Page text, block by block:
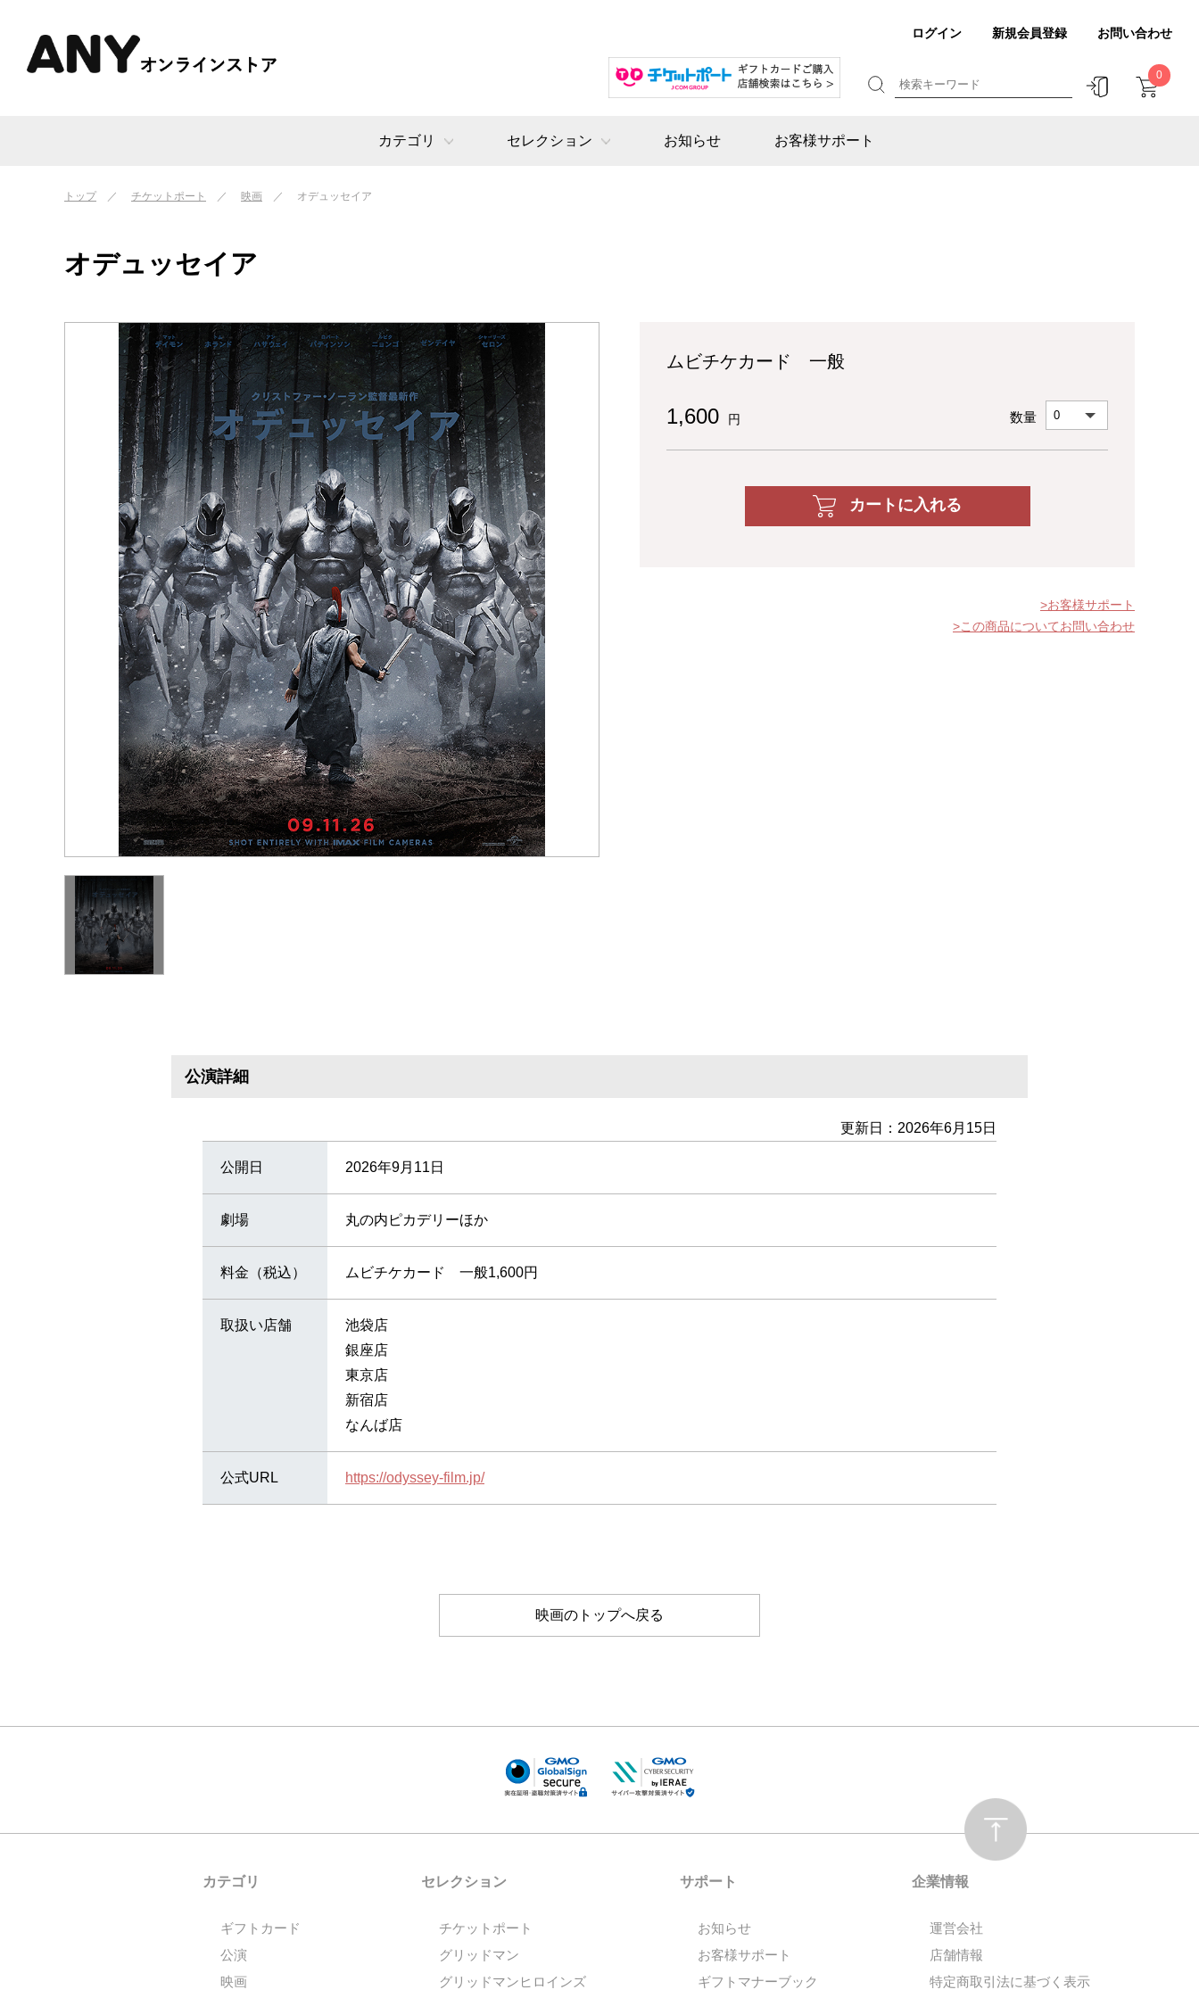
ログイン 新規会員登録 お問い合わせ
0
カテゴリ セレクション お知らせ お客様サポート
トップ チケットポート 映画 オデュッセイア
オデュッセイア
ムビチケカード 一般
1,600 円 数量
カートに入れる
お客様サポート
この商品についてお問い合わせ
公演詳細
更新日：2026年6月15日
公開日 2026年9月11日
劇場 丸の内ピカデリーほか
料金（税込） ムビチケカード 一般1,600円
取扱い店舗
池袋店
銀座店
東京店
新宿店
なんば店
公式URL https://odyssey-film.jp/
映画のトップへ戻る
カテゴリ
ギフトカード
公演
映画
セレクション
チケットポート
グリッドマン
グリッドマンヒロインズ
サポート
お知らせ
お客様サポート
ギフトマナーブック
企業情報
運営会社
店舗情報
特定商取引法に基づく表示